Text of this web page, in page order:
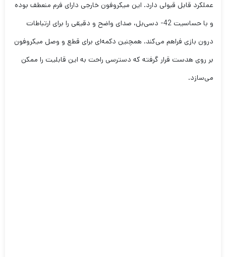
عملکرد قابل قبولی دارد. این میکروفون خارجی دارای فرم منعطف بوده
و با حساسیت 42- دسی‌بل، صدای واضح و دقیقی را برای ارتباطات
درون بازی فراهم می‌کند. همچنین دکمه‌ای برای قطع و وصل میکروفون
بر روی هدست قرار گرفته که دسترسی راحت به این قابلیت را ممکن
می‌سازد.